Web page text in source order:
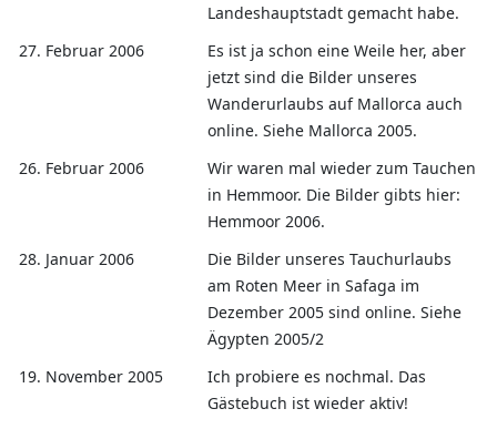
Landeshauptstadt gemacht habe.
27. Februar 2006
Es ist ja schon eine Weile her, aber
jetzt sind die Bilder unseres
Wanderurlaubs auf Mallorca auch
online. Siehe Mallorca 2005.
26. Februar 2006
Wir waren mal wieder zum Tauchen
in Hemmoor. Die Bilder gibts hier:
Hemmoor 2006.
28. Januar 2006
Die Bilder unseres Tauchurlaubs
am Roten Meer in Safaga im
Dezember 2005 sind online. Siehe
Ägypten 2005/2
19. November 2005
Ich probiere es nochmal. Das
Gästebuch ist wieder aktiv!